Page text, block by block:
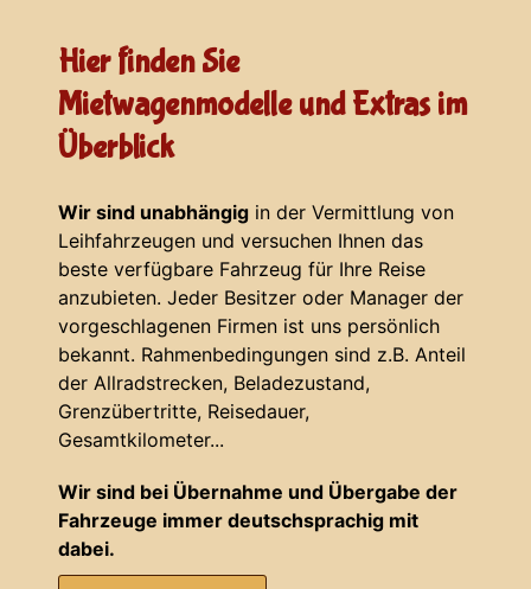
Hier finden Sie
Mietwagenmodelle und Extras im
Überblick
Wir sind unabhängig in der Vermittlung von
Leihfahrzeugen und versuchen Ihnen das
beste verfügbare Fahrzeug für Ihre Reise
anzubieten. Jeder Besitzer oder Manager der
vorgeschlagenen Firmen ist uns persönlich
bekannt. Rahmenbedingungen sind z.B. Anteil
der Allradstrecken, Beladezustand,
Grenzübertritte, Reisedauer,
Gesamtkilometer...
Wir sind bei Übernahme und Übergabe der
Fahrzeuge immer deutschsprachig mit
dabei.